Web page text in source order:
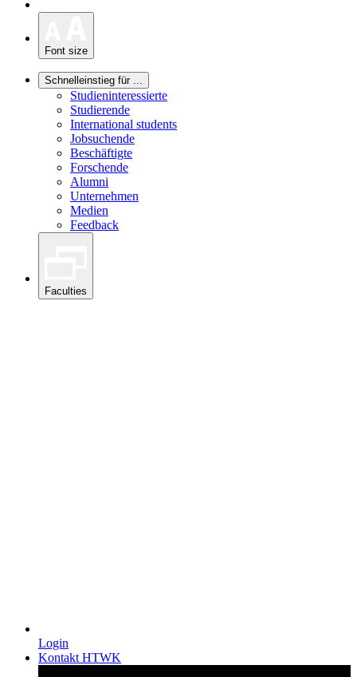
Font size
Schnelleinstieg für ...
Studieninteressierte
Studierende
International students
Jobsuchende
Beschäftigte
Forschende
Alumni
Unternehmen
Medien
Feedback
Faculties
Login
Kontakt HTWK